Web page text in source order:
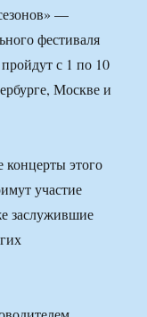
—
фестиваля
с 1 по 10
Москве и
концерты этого
участие
заслужившие